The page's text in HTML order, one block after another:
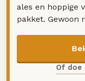
ales en hoppige
pakket. Gewoon
Of